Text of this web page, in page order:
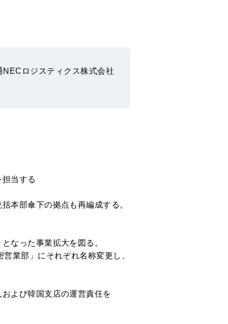
NECロジスティクス株式会社
当する
本部傘下の拠点も再編成する。
った事業拡大を図る。
業部」にそれぞれ名称変更し、
よび韓国支店の運営責任を